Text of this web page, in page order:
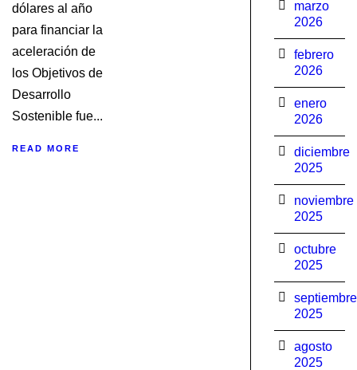
dólares al año
para financiar la
aceleración de
los Objetivos de
Desarrollo
Sostenible fue...
READ MORE
marzo
2026
febrero
2026
enero
2026
diciembre
2025
noviembre
2025
octubre
2025
septiembre
2025
agosto
2025